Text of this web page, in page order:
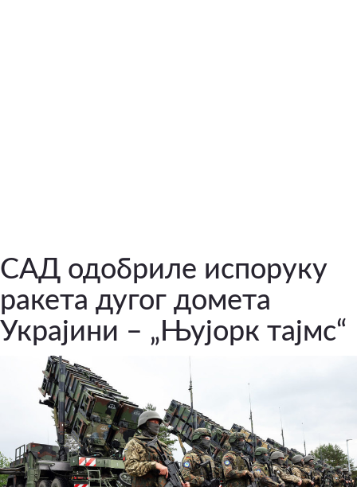
САД одобриле испоруку
ракета дугог домета
Украјини – „Њујорк тајмс“